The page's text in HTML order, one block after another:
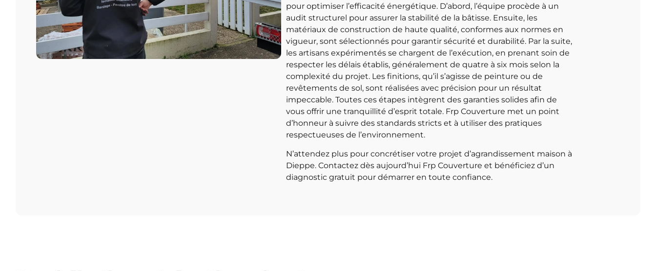
pour optimiser l’efficacité énergétique. D’abord, l’équipe procède à un
audit structurel pour assurer la stabilité de la bâtisse. Ensuite, les
matériaux de construction de haute qualité, conformes aux normes en
vigueur, sont sélectionnés pour garantir sécurité et durabilité. Par la suite,
les artisans expérimentés se chargent de l’exécution, en prenant soin de
respecter les délais établis, généralement de quatre à six mois selon la
complexité du projet. Les finitions, qu’il s’agisse de peinture ou de
revêtements de sol, sont réalisées avec précision pour un résultat
impeccable. Toutes ces étapes intègrent des garanties solides afin de
vous offrir une tranquillité d’esprit totale. Frp Couverture met un point
d’honneur à suivre des standards stricts et à utiliser des pratiques
respectueuses de l’environnement.
N’attendez plus pour concrétiser votre projet d’agrandissement maison à
Dieppe. Contactez dès aujourd’hui Frp Couverture et bénéficiez d’un
diagnostic gratuit pour démarrer en toute confiance.